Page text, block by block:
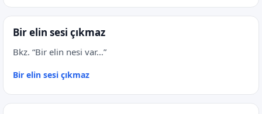
Bir elin sesi çıkmaz
Bkz. “Bir elin nesi var…”
Bir elin sesi çıkmaz